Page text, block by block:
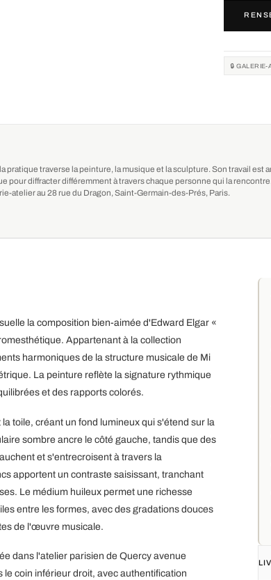
🔒 GALERIE-
pratique traverse la peinture, la musique et la sculpture. Son travail
pour diffracter différemment à travers chaque personne qui la rencontre.
atelier au 28 rue du Dragon, Saint-Germain-des-Prés, Paris.
la composition bien-aimée d'Edward Elgar «
Appartenant à la collection
harmoniques de la structure musicale de Mi
La peinture reflète la signature rythmique
et des rapports colorés.
toile, créant un fond lumineux qui s'étend sur la
sombre ancre le côté gauche, tandis que des
et s'entrecroisent à travers la
apportent un contraste saisissant, tranchant
Le médium huileux permet une richesse
entre les formes, avec des gradations douces
de l'œuvre musicale.
dans l'atelier parisien de Quercy avenue
coin inférieur droit, avec authentification